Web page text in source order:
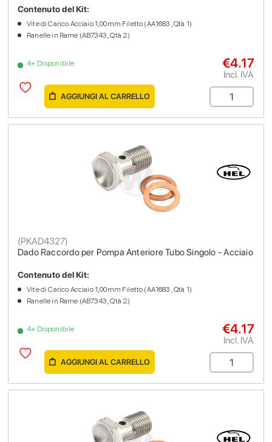
4+ Disponibile
Contenuto del Kit:
Vite di Carico Acciaio 1,00mm Filetto (AA1683 , Qtà 1)
Ranelle in Rame (AB7343 , Qtà 2)
€4.17
Incl. IVA
AGGIUNGI AL CARRELLO
Dado Raccordo per Pompa Anteriore Tubo Singolo - Acciaio
(PKAD4327)
4+ Disponibile
Contenuto del Kit:
Vite di Carico Acciaio 1,00mm Filetto (AA1683 , Qtà 1)
Ranelle in Rame (AB7343 , Qtà 2)
€4.17
Incl. IVA
AGGIUNGI AL CARRELLO